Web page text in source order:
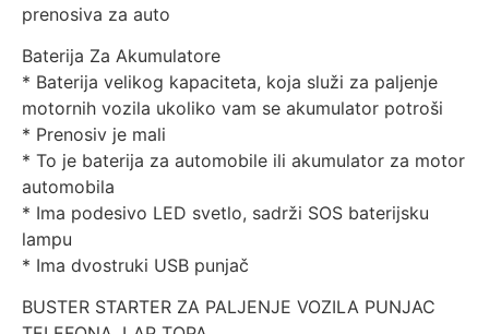
prenosiva za auto
Baterija Za Akumulatore
* Baterija velikog kapaciteta, koja služi za paljenje
motornih vozila ukoliko vam se akumulator potroši
* Prenosiv je mali
* To je baterija za automobile ili akumulator za motor
automobila
* Ima podesivo LED svetlo, sadrži SOS baterijsku
lampu
* Ima dvostruki USB punjač
BUSTER STARTER ZA PALJENJE VOZILA PUNJAC